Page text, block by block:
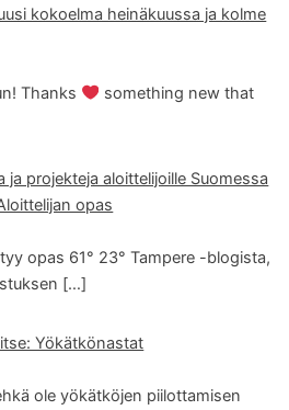
kokoelma heinäkuussa ja kolme
Thanks
something new that
ja projekteja aloittelijoille Suomessa
opas
opas 61° 23° Tampere -blogista,
[…]
Yökätkönastat
ole yökätköjen piilottamisen